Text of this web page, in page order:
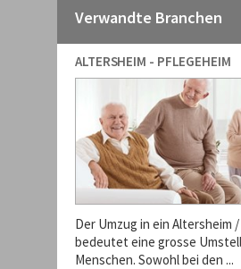
Verwandte Branchen
ALTERSHEIM - PFLEGEHEIM
Der Umzug in ein Altersheim
bedeutet eine grosse
Menschen. Sowohl bei den ...